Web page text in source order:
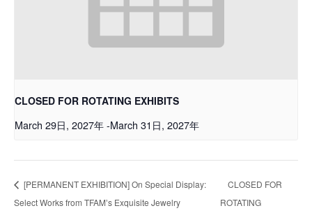
CLOSED FOR ROTATING EXHIBITS
March 29日, 2027年-March 31日, 2027年
[PERMANENT EXHIBITION] On Special Display:
Select Works from TFAMʼs Exquisite Jewelry
CLOSED FOR
ROTATING